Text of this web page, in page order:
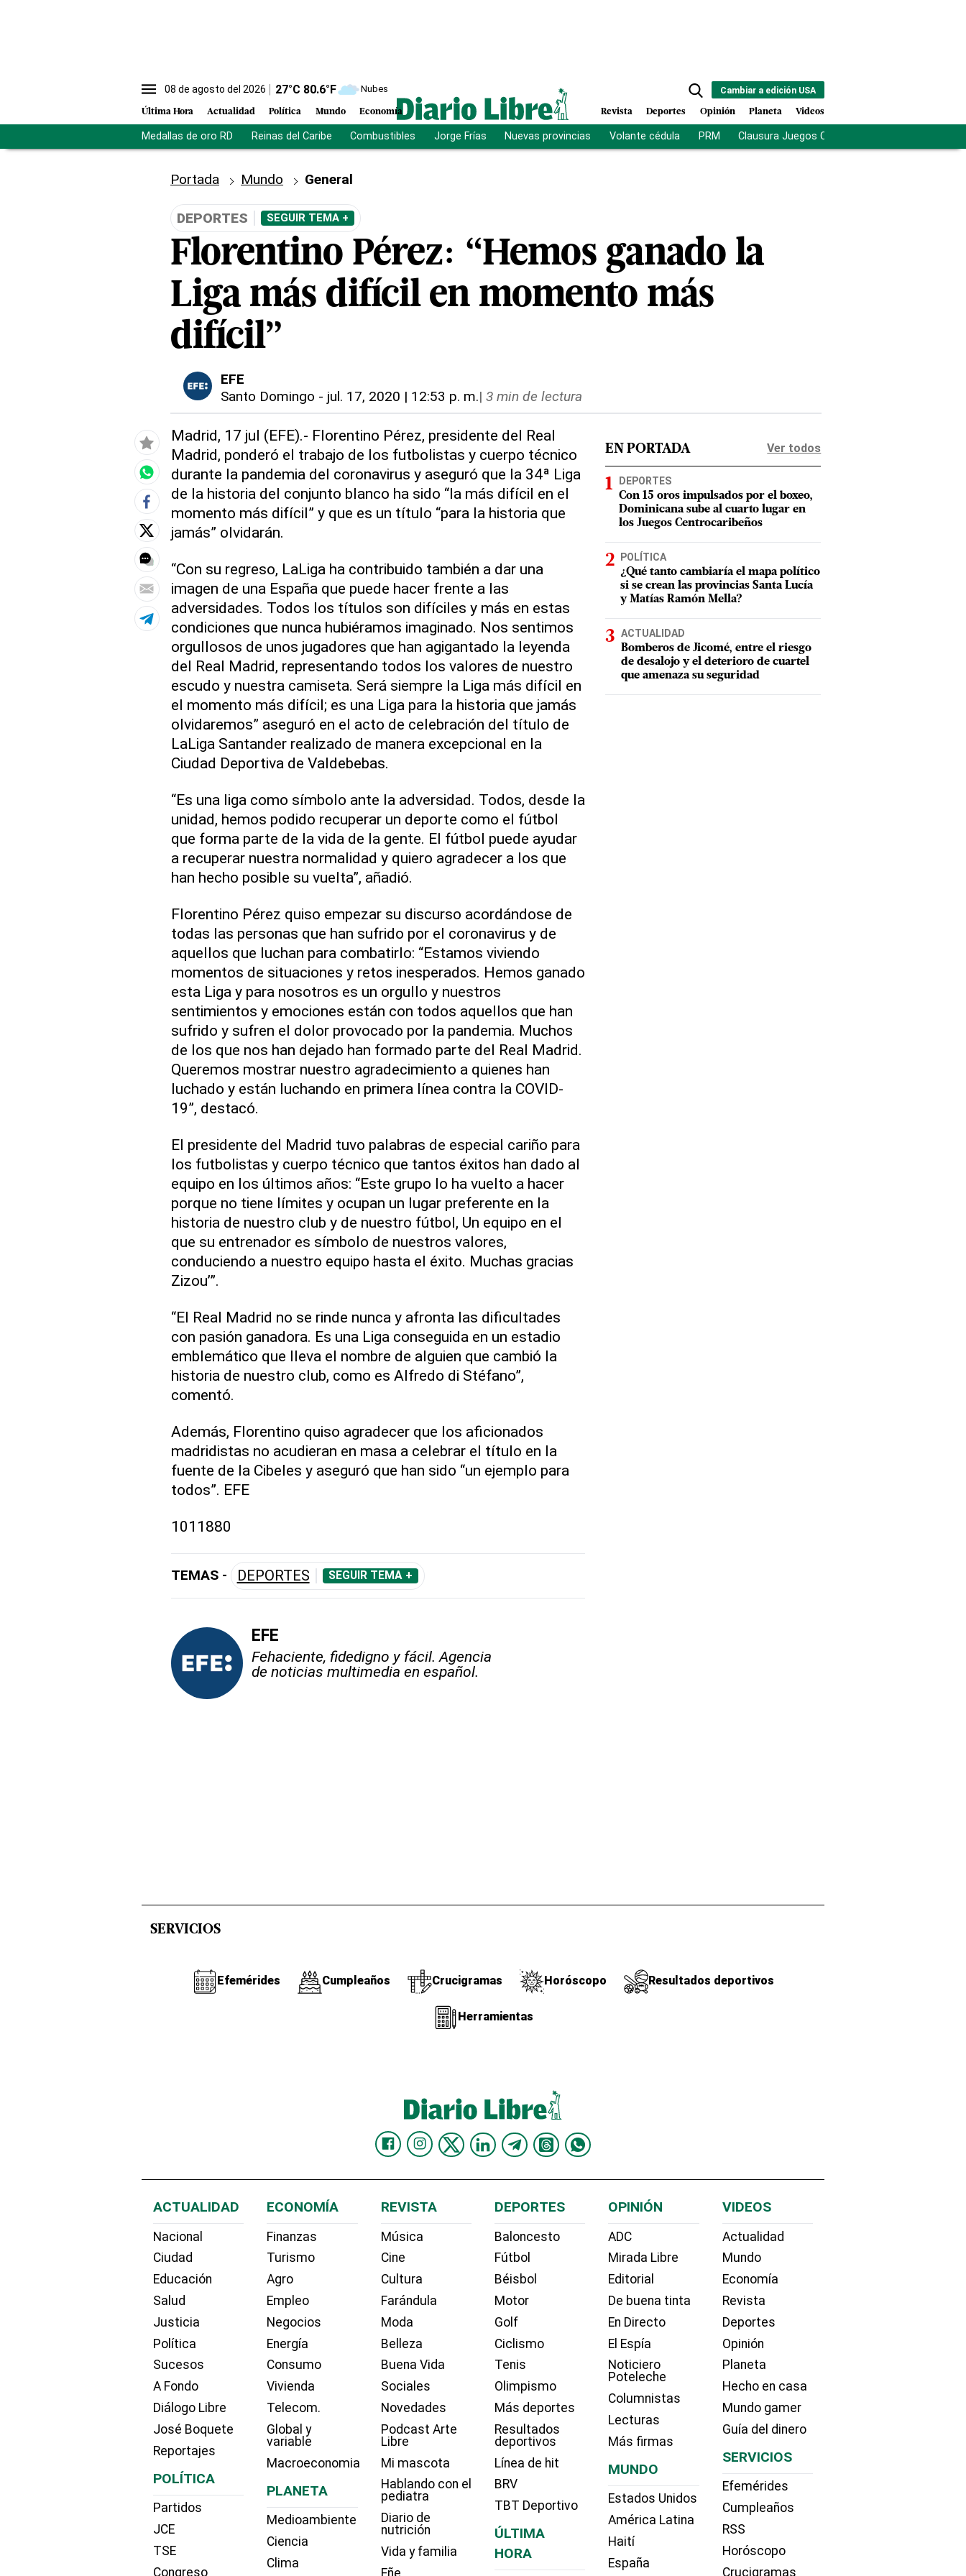
08 de agosto del 2026 27°C 80.6°F Nubes
Última Hora Actualidad Política Mundo Economía
Cambiar a edición USA
Revista Deportes Opinión Planeta Videos
Medallas de oro RD Reinas del Caribe Combustibles Jorge Frías Nuevas provincias Volante cédula PRM Clausura Juegos Centroamericanos
Portada Mundo General
DEPORTES SEGUIR TEMA +
Florentino Pérez: “Hemos ganado la
Liga más difícil en momento más
difícil”
EFE
Santo Domingo - jul. 17, 2020 | 12:53 p. m.| 3 min de lectura
Madrid, 17 jul (EFE).- Florentino Pérez, presidente del Real
Madrid, ponderó el trabajo de los futbolistas y cuerpo técnico
durante la pandemia del coronavirus y aseguró que la 34ª Liga
de la historia del conjunto blanco ha sido “la más difícil en el
momento más difícil” y que es un título “para la historia que
jamás” olvidarán.
“Con su regreso, LaLiga ha contribuido también a dar una
imagen de una España que puede hacer frente a las
adversidades. Todos los títulos son difíciles y más en estas
condiciones que nunca hubiéramos imaginado. Nos sentimos
orgullosos de unos jugadores que han agigantado la leyenda
del Real Madrid, representando todos los valores de nuestro
escudo y nuestra camiseta. Será siempre la Liga más difícil en
el momento más difícil; es una Liga para la historia que jamás
olvidaremos” aseguró en el acto de celebración del título de
LaLiga Santander realizado de manera excepcional en la
Ciudad Deportiva de Valdebebas.
“Es una liga como símbolo ante la adversidad. Todos, desde la
unidad, hemos podido recuperar un deporte como el fútbol
que forma parte de la vida de la gente. El fútbol puede ayudar
a recuperar nuestra normalidad y quiero agradecer a los que
han hecho posible su vuelta”, añadió.
Florentino Pérez quiso empezar su discurso acordándose de
todas las personas que han sufrido por el coronavirus y de
aquellos que luchan para combatirlo: “Estamos viviendo
momentos de situaciones y retos inesperados. Hemos ganado
esta Liga y para nosotros es un orgullo y nuestros
sentimientos y emociones están con todos aquellos que han
sufrido y sufren el dolor provocado por la pandemia. Muchos
de los que nos han dejado han formado parte del Real Madrid.
Queremos mostrar nuestro agradecimiento a quienes han
luchado y están luchando en primera línea contra la COVID-
19”, destacó.
El presidente del Madrid tuvo palabras de especial cariño para
los futbolistas y cuerpo técnico que tantos éxitos han dado al
equipo en los últimos años: “Este grupo lo ha vuelto a hacer
porque no tiene límites y ocupan un lugar preferente en la
historia de nuestro club y de nuestro fútbol, Un equipo en el
que su entrenador es símbolo de nuestros valores,
conduciendo a nuestro equipo hasta el éxito. Muchas gracias
Zizou’”.
“El Real Madrid no se rinde nunca y afronta las dificultades
con pasión ganadora. Es una Liga conseguida en un estadio
emblemático que lleva el nombre de alguien que cambió la
historia de nuestro club, como es Alfredo di Stéfano”,
comentó.
Además, Florentino quiso agradecer que los aficionados
madridistas no acudieran en masa a celebrar el título en la
fuente de la Cibeles y aseguró que han sido “un ejemplo para
todos”. EFE
1011880
TEMAS - DEPORTES SEGUIR TEMA +
EFE
Fehaciente, fidedigno y fácil. Agencia
de noticias multimedia en español.
EN PORTADA Ver todos
DEPORTES
Con 15 oros impulsados por el boxeo,
Dominicana sube al cuarto lugar en
los Juegos Centrocaribeños
POLÍTICA
¿Qué tanto cambiaría el mapa político
si se crean las provincias Santa Lucía
y Matías Ramón Mella?
ACTUALIDAD
Bomberos de Jicomé, entre el riesgo
de desalojo y el deterioro de cuartel
que amenaza su seguridad
SERVICIOS
Efemérides Cumpleaños Crucigramas Horóscopo Resultados deportivos
Herramientas
ACTUALIDAD
Nacional
Ciudad
Educación
Salud
Justicia
Política
Sucesos
A Fondo
Diálogo Libre
José Boquete
Reportajes
POLÍTICA
Partidos
JCE
TSE
Congreso
ECONOMÍA
Finanzas
Turismo
Agro
Empleo
Negocios
Energía
Consumo
Vivienda
Telecom.
Global y
variable
Macroeconomia
PLANETA
Medioambiente
Ciencia
Clima
REVISTA
Música
Cine
Cultura
Farándula
Moda
Belleza
Buena Vida
Sociales
Novedades
Podcast Arte
Libre
Mi mascota
Hablando con el
pediatra
Diario de
nutrición
Vida y familia
Eñe
DEPORTES
Baloncesto
Fútbol
Béisbol
Motor
Golf
Ciclismo
Tenis
Olimpismo
Más deportes
Resultados
deportivos
Línea de hit
BRV
TBT Deportivo
ÚLTIMA
HORA
OPINIÓN
ADC
Mirada Libre
Editorial
De buena tinta
En Directo
El Espía
Noticiero
Poteleche
Columnistas
Lecturas
Más firmas
MUNDO
Estados Unidos
América Latina
Haití
España
VIDEOS
Actualidad
Mundo
Economía
Revista
Deportes
Opinión
Planeta
Hecho en casa
Mundo gamer
Guía del dinero
SERVICIOS
Efemérides
Cumpleaños
RSS
Horóscopo
Crucigramas